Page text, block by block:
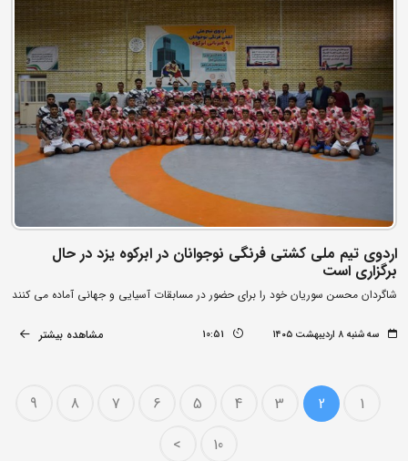
اردوی تیم ملی کشتی فرنگی نوجوانان در ابرکوه یزد در حال
برگزاری است
شاگردان محسن سوریان خود را برای حضور در مسابقات آسیایی و جهانی آماده می کنند
سه شنبه ۸ اردیبهشت ۱۴۰۵ 10:51 مشاهده بیشتر
1
2
3
4
5
6
7
8
9
10
>